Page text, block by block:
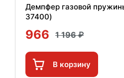
Демпфер газовой
37400)
966 1 196
В корзину